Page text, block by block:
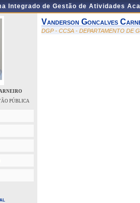
Integrado de Gestão de Atividades
PÚBLICA
Vanderson Goncalves
DGP - CCSA - DEPARTAMENTO DE